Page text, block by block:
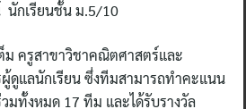
นักเรียนชั้น ม.5/10
ม ครูสาขาวิชาคณิตศาสตร์และ
ดูแลนักเรียน ซึ่งทีมสามารถทำคะแนน
มทั้งหมด 17 ทีม และได้รับรางวัล